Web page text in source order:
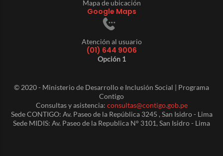
Mapa de ubicación
Google Maps
Atención al usuario
(01) 644 9006
Opción 1
© 2020 - Ministerio de Desarrollo e Inclusión Social | Programa
Contigo
Consultas y asistencia: consultas@contigo.gob.pe
Sede CONTIGO: Av. Paseo de la República 3245 , San Isidro - Lima
Sede MIDIS: Av. Paseo de la Republica N° 3101, San Isidro - Lima